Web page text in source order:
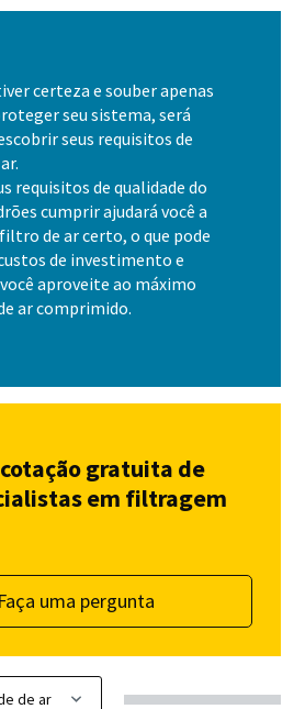
certeza e souber apenas
seu sistema, será
seus requisitos de
requisitos de qualidade do
cumprir ajudará você a
de ar certo, o que pode
de investimento e
aproveite ao máximo
ar comprimido.
gratuita de
em filtragem
Faça uma pergunta